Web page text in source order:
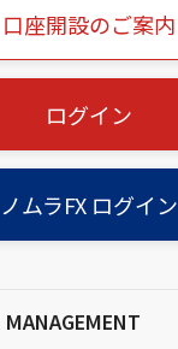
口座開設のご案内
ログイン
ノムラFX ログイン